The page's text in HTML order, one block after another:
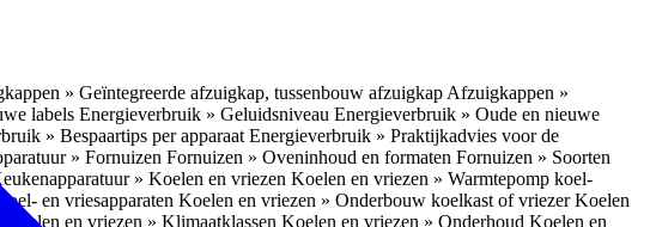
» Geïntegreerde afzuigkap, tussenbouw afzuigkap Afzuigkappen »
labels Energieverbruik » Geluidsniveau Energieverbruik » Oude en nieuwe
» Bespaartips per apparaat Energieverbruik » Praktijkadvies voor de
» Fornuizen Fornuizen » Oveninhoud en formaten Fornuizen » Soorten
» Koelen en vriezen Koelen en vriezen » Warmtepomp koel-
en vriesapparaten Koelen en vriezen » Onderbouw koelkast of vriezerKoelen
Koelen en vriezen » Klimaatklassen Koelen en vriezen » Onderhoud Koelen en